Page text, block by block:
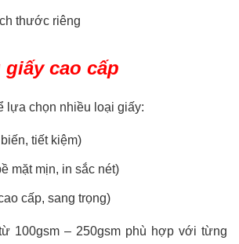
thước riêng
giấy cao cấp
lựa chọn nhiều loại giấy:
tiết kiệm)
mặt mịn, in sắc nét)
cấp, sang trọng)
100gsm – 250gsm phù hợp với từng